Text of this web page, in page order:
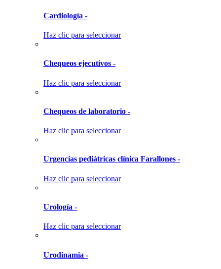
Cardiología -
Haz clic para seleccionar
Chequeos ejecutivos -
Haz clic para seleccionar
Chequeos de laboratorio -
Haz clic para seleccionar
Urgencias pediátricas clínica Farallones -
Haz clic para seleccionar
Urología -
Haz clic para seleccionar
Urodinamia -